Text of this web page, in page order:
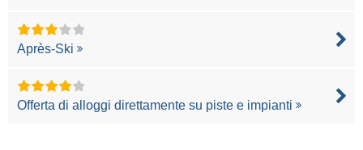
Après-Ski
Offerta di alloggi direttamente su piste e impianti